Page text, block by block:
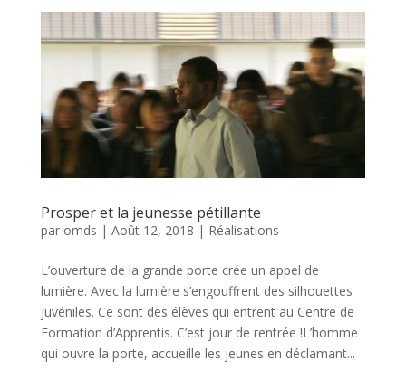
Prosper et la jeunesse pétillante
par omds | Août 12, 2018 | Réalisations
L’ouverture de la grande porte crée un appel de
lumière. Avec la lumière s’engouffrent des silhouettes
juvéniles. Ce sont des élèves qui entrent au Centre de
Formation d’Apprentis. C’est jour de rentrée !L’homme
qui ouvre la porte, accueille les jeunes en déclamant...